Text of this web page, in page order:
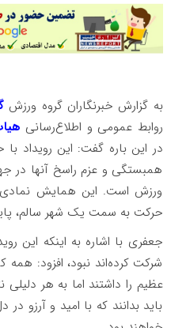
به گزارش خبرنگاران گروه ورزش
روابط عمومی و اطلاع‌رسانی
در این باره گفت: این رویداد
همبستگی و عزم راسخ آنها در
ورزش است. این همایش نمادی
حرکت به سمت یک شهر سالم،
جعفری با اشاره به اینکه این
شرکت کرده‌اند نبود، افزود:
عظیم را داشتند اما به هر
باید بدانند که با امید و آرزو